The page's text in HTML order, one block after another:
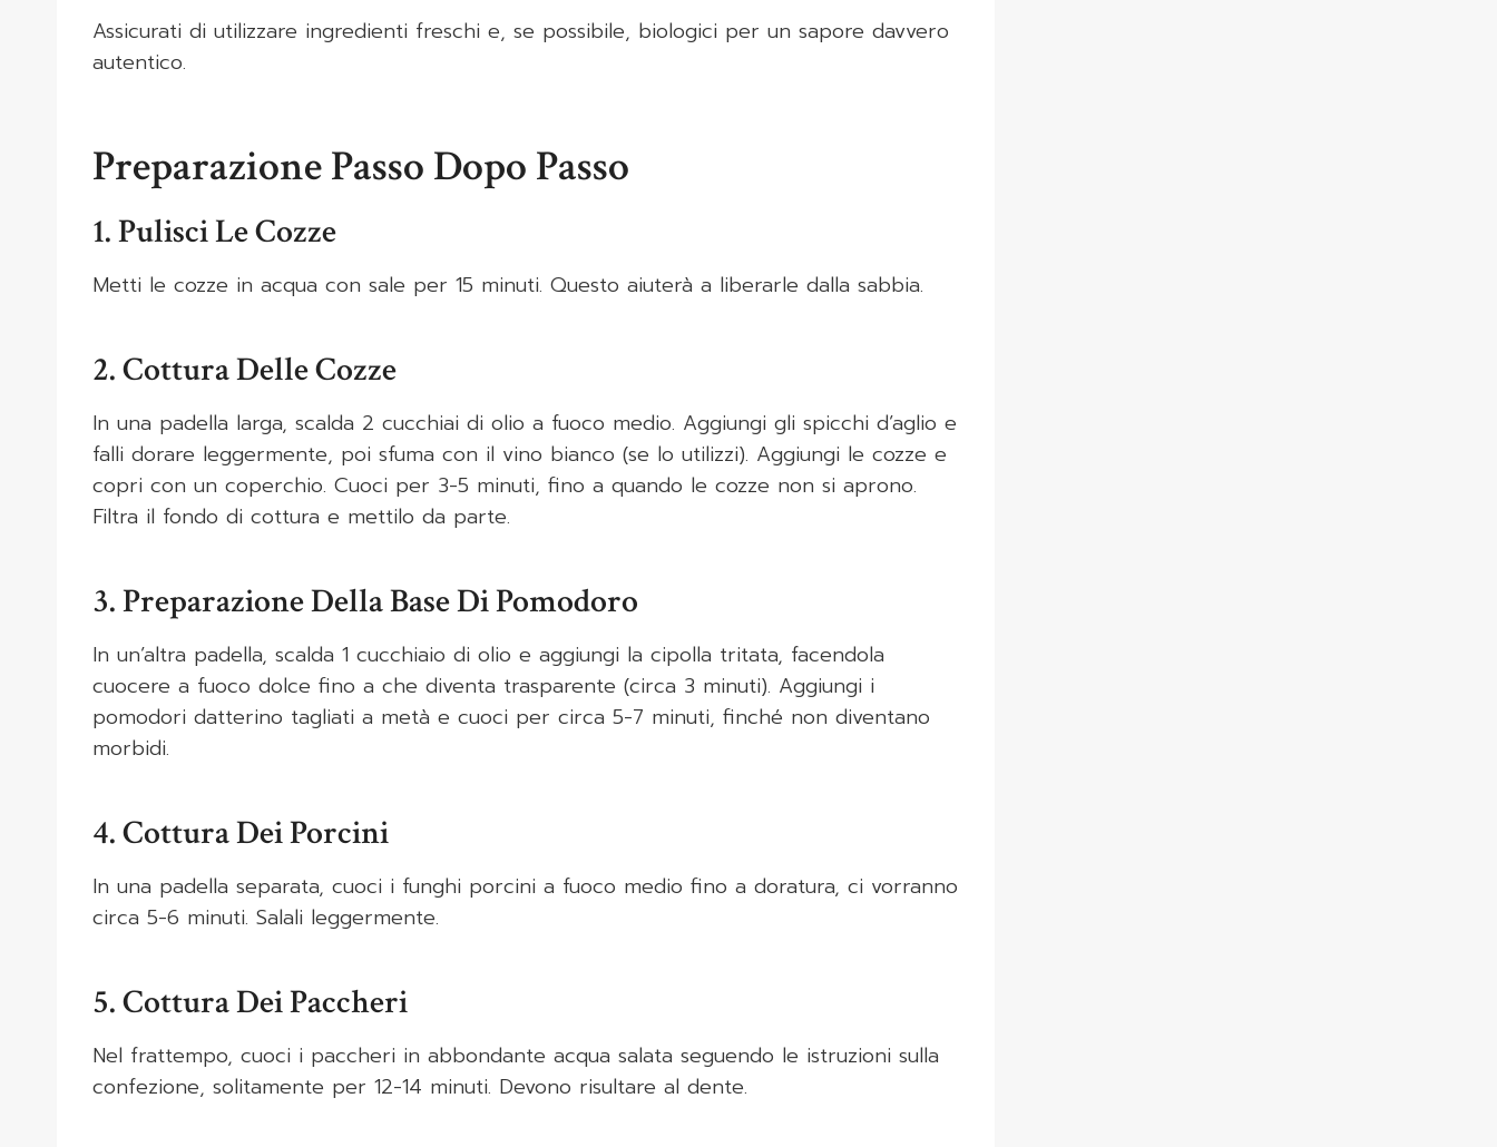
Assicurati di utilizzare ingredienti freschi e, se possibile, biologici per un sapore davvero
autentico.
Preparazione Passo Dopo Passo
1. Pulisci Le Cozze
Metti le cozze in acqua con sale per 15 minuti. Questo aiuterà a liberarle dalla sabbia.
2. Cottura Delle Cozze
In una padella larga, scalda 2 cucchiai di olio a fuoco medio. Aggiungi gli spicchi d’aglio e
falli dorare leggermente, poi sfuma con il vino bianco (se lo utilizzi). Aggiungi le cozze e
copri con un coperchio. Cuoci per 3-5 minuti, fino a quando le cozze non si aprono.
Filtra il fondo di cottura e mettilo da parte.
3. Preparazione Della Base Di Pomodoro
In un’altra padella, scalda 1 cucchiaio di olio e aggiungi la cipolla tritata, facendola
cuocere a fuoco dolce fino a che diventa trasparente (circa 3 minuti). Aggiungi i
pomodori datterino tagliati a metà e cuoci per circa 5-7 minuti, finché non diventano
morbidi.
4. Cottura Dei Porcini
In una padella separata, cuoci i funghi porcini a fuoco medio fino a doratura, ci vorranno
circa 5-6 minuti. Salali leggermente.
5. Cottura Dei Paccheri
Nel frattempo, cuoci i paccheri in abbondante acqua salata seguendo le istruzioni sulla
confezione, solitamente per 12-14 minuti. Devono risultare al dente.